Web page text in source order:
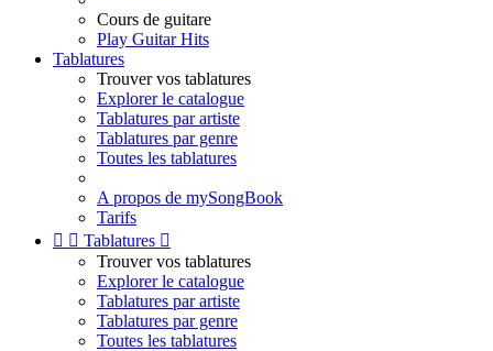
Cours de guitare
Play Guitar Hits
Tablatures
Trouver vos tablatures
Explorer le catalogue
Tablatures par artiste
Tablatures par genre
Toutes les tablatures
A propos de mySongBook
Tarifs
  Tablatures 
Trouver vos tablatures
Explorer le catalogue
Tablatures par artiste
Tablatures par genre
Toutes les tablatures